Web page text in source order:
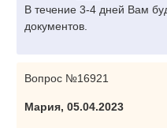
В течение 3-4 дней Вам
документов.
Вопрос №16921
Мария, 05.04.2023